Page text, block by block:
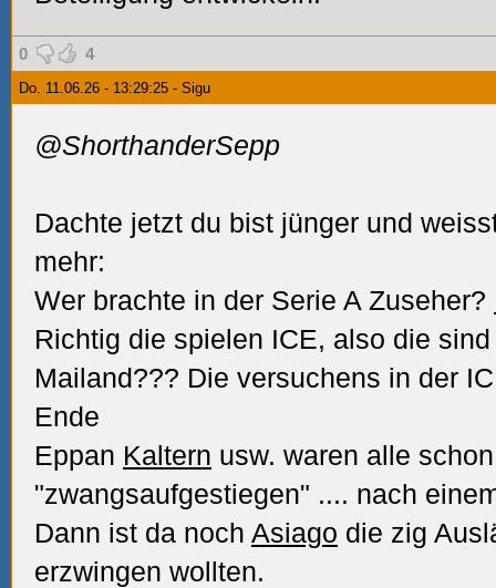
0 4
Do. 11.06.26 - 13:29:25 - Sigu
@ShorthanderSepp
Dachte jetzt du bist jünger und
mehr:
Wer brachte in der Serie A Zuseher?
Richtig die spielen ICE, also die
Mailand??? Die versuchens in der
Ende
Eppan Kaltern usw. waren alle
"zwangsaufgestiegen" .... nach
Dann ist da noch Asiago die zig
erzwingen wollten.